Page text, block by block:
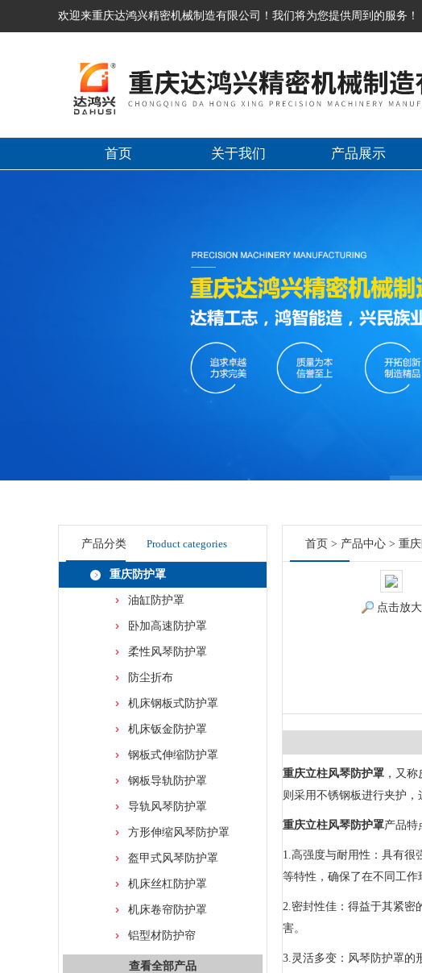
欢迎来重庆达鸿兴精密机械制造有限公司！我们将为您提供周到的服务！
首页 关于我们 产品展示
产品分类 Product categories
重庆防护罩
油缸防护罩
卧加高速防护罩
柔性风琴防护罩
防尘折布
机床钢板式防护罩
机床钣金防护罩
钢板式伸缩防护罩
钢板导轨防护罩
导轨风琴防护罩
方形伸缩风琴防护罩
盔甲式风琴防护罩
机床丝杠防护罩
机床卷帘防护罩
铝型材防护帘
查看全部产品
首页 > 产品中心 > 重
点击放大
重庆立柱风琴防护罩 ，又
则采用不锈钢板进行夹护，
重庆立柱风琴防护罩产品特
1.高强度与耐用性：具有很
等特性，确保了在不同工作
2.密封性佳：得益于其紧密
害。
3.灵活多变：风琴防护罩的